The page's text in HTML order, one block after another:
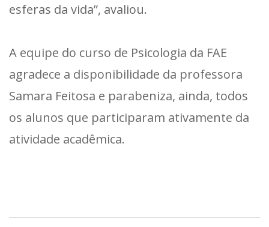
esferas da vida”, avaliou.
A equipe do curso de Psicologia da FAE
agradece a disponibilidade da professora
Samara Feitosa e parabeniza, ainda, todos
os alunos que participaram ativamente da
atividade acadêmica.